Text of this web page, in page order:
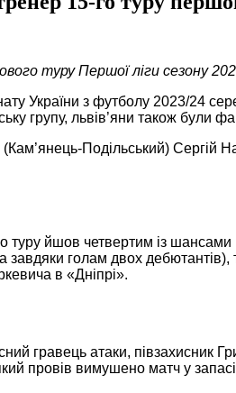
туру Першої ліги сезону
України з футболу 2023/24
групу, львів’яни також були
Подільський) Сергій
туру йшов четвертим із
голам двох
в «Дніпрі».
гравець атаки, півзахисник
вимушено матч у